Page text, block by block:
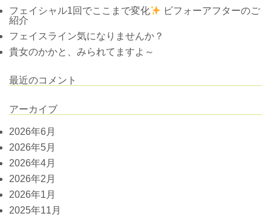
フェイシャル1回でここまで変化
ビフォーアフターのご
紹介
フェイスライン気になりませんか？
貴女のかかと、みられてますよ～
最近のコメント
アーカイブ
2026年6月
2026年5月
2026年4月
2026年2月
2026年1月
2025年11月